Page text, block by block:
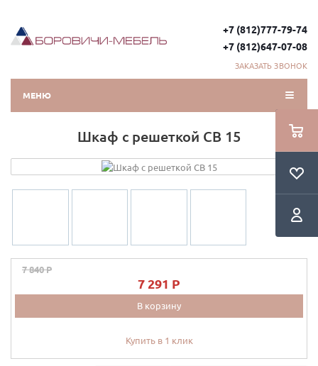
+7 (812)777-79-74
+7 (812)647-07-08
ЗАКАЗАТЬ ЗВОНОК
МЕНЮ
Шкаф с решеткой СВ 15
7 840 P
7 291 P
В корзину
Купить в 1 клик